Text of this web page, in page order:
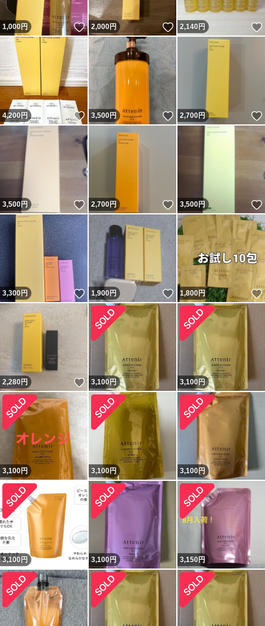
1,000円 いいね！
2,000円 いいね！
2,140円
4,200円 いいね！
3,500円 いいね！
2,700円
3,500円 いいね！
2,700円 いいね！
3,500円
3,300円 いいね！
1,900円 いいね！
1,800円
2,280円 いいね！
3,100円 3,100円
3,100円 3,100円 3,100円
3,100 円 3,100円 3,150円